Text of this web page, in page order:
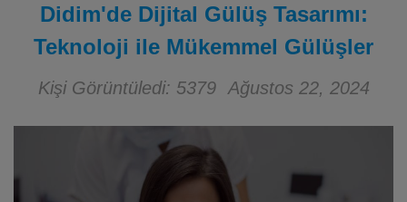
Didim'de Dijital Gülüş Tasarımı:
Teknoloji ile Mükemmel Gülüşler
Kişi Görüntüledi: 5379 Ağustos 22, 2024